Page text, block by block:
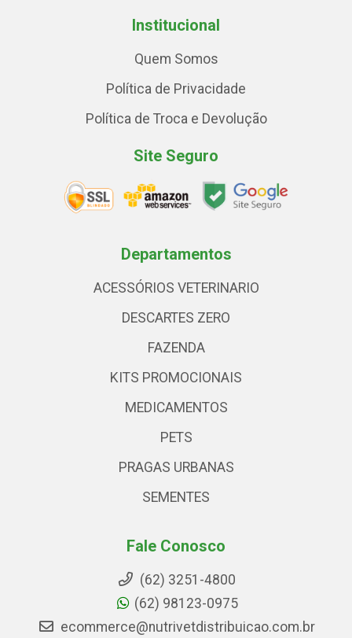
Institucional
Quem Somos
Política de Privacidade
Política de Troca e Devolução
Site Seguro
Departamentos
ACESSÓRIOS VETERINARIO
DESCARTES ZERO
FAZENDA
KITS PROMOCIONAIS
MEDICAMENTOS
PETS
PRAGAS URBANAS
SEMENTES
Fale Conosco
(62) 3251-4800
(62) 98123-0975
ecommerce@nutrivetdistribuicao.com.br